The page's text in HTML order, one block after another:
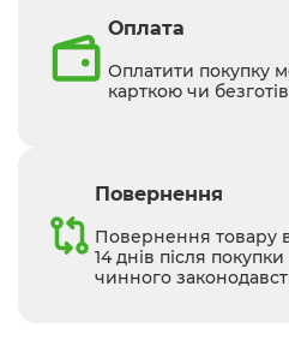
Оплата
Оплатити покупку
карткою чи
Повернення
Повернення товару
14 днів після
чинного